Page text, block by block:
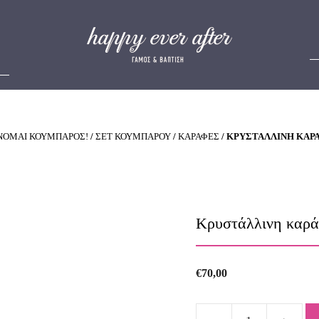
ΚΟΥΜΠΑΡΟΣ! / ΣΕΤ ΚΟΥΜΠΑΡΟΥ / ΚΑΡΑΦΕΣ / ΚΡΥΣΤΆΛΛΙΝΗ
Κρυστάλλινη
€70,00